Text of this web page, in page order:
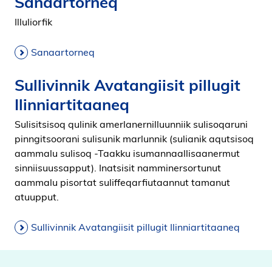
Illuliorfik
Sanaartorneq
Sullivinnik Avatangiisit pillugit
Ilinniartitaaneq
Sulisitsisoq qulinik amerlanernilluunniik sulisoqaruni
pinngitsoorani sulisunik marlunnik (sulianik aqutsisoq
aammalu sulisoq -Taakku isumannaallisaanermut
sinniisuussapput). Inatsisit namminersortunut
aammalu pisortat suliffeqarfiutaannut tamanut
atuupput.
Sullivinnik Avatangiisit pillugit Ilinniartitaaneq